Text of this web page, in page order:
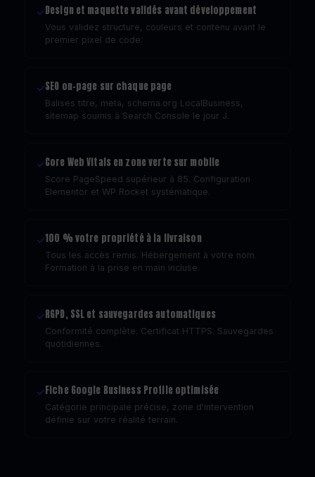
✓Design et maquette validés avant développement
Vous validez structure, couleurs et contenu avant le
premier pixel de code.
✓SEO on-page sur chaque page
Balises titre, meta, schema.org LocalBusiness,
sitemap soumis à Search Console le jour J.
✓Core Web Vitals en zone verte sur mobile
Score PageSpeed supérieur à 85. Configuration
Elementor et WP Rocket systématique.
✓100 % votre propriété à la livraison
Tous les accès remis. Hébergement à votre nom.
Formation à la prise en main incluse.
✓RGPD, SSL et sauvegardes automatiques
Conformité complète. Certificat HTTPS. Sauvegardes
quotidiennes.
✓Fiche Google Business Profile optimisée
Catégorie principale précise, zone d'intervention
définie sur votre réalité terrain.